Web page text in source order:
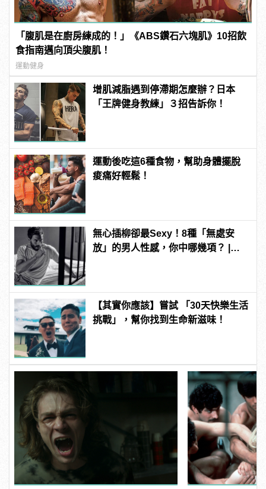
「腹肌是在廚房練成的！」《ABS鑽石六塊肌》10招飲
食指南邁向頂尖腹肌！
運動健身
增肌減脂遇到停滯期怎麼辦？日本
「王牌健身教練」３招告訴你！
運動後吃這6種食物，幫助身體擺脫
痠痛好輕鬆！
無心插柳卻最Sexy！8種「無處安
放」的男人性感，你中哪幾項？ |
【其實你應該】嘗試 「30天快樂生活
挑戰」，幫你找到生命新滋味！